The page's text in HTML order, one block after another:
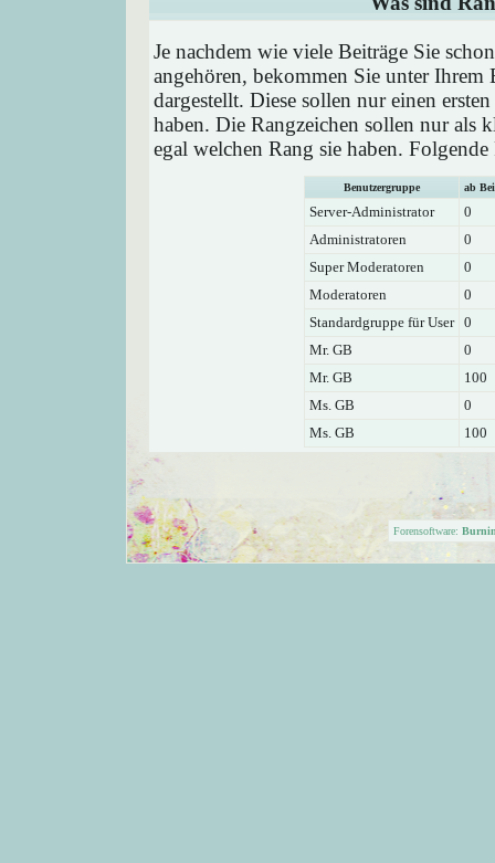
Je nachdem wie viele Beiträge Sie
angehören, bekommen Sie unter Ihrem
dargestellt. Diese sollen nur einen
haben. Die Rangzeichen sollen nur als
egal welchen Rang sie haben.
Benutzergruppe ab
Server-Administrator
0
Administratoren
0
Super Moderatoren
0
Moderatoren
0
Standardgruppe für User 0
Mr. GB
0
Mr. GB
100
Ms. GB
0
Ms. GB
100
Forensoftware: